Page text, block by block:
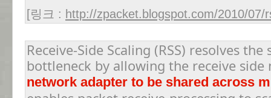
[링크 : http://zpacket.blogspot.com/2010/07/
Receive-Side Scaling (RSS) resolves
bottleneck by allowing the receive
network adapter to be shared across